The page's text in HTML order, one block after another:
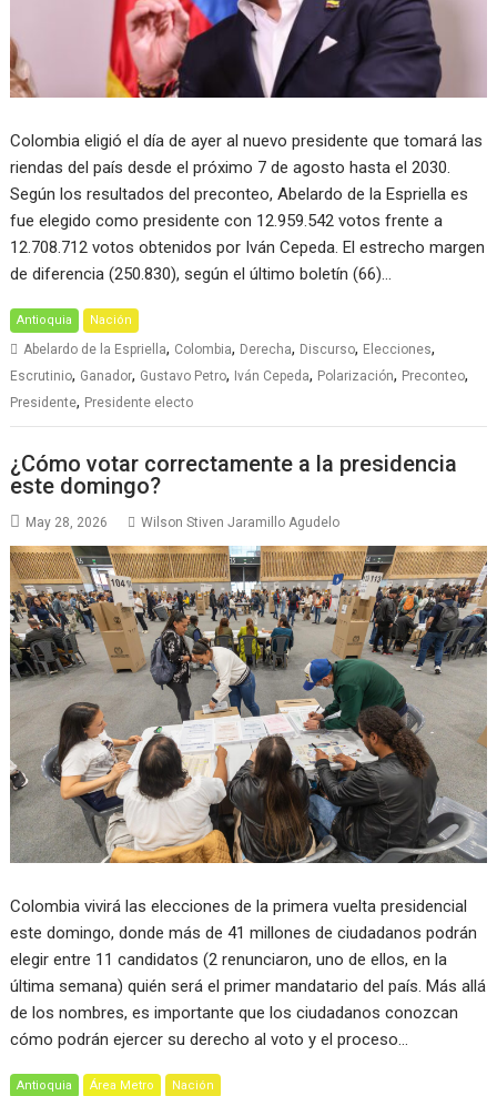
Colombia eligió el día de ayer al nuevo presidente que tomará las
riendas del país desde el próximo 7 de agosto hasta el 2030.
Según los resultados del preconteo, Abelardo de la Espriella es
fue elegido como presidente con 12.959.542 votos frente a
12.708.712 votos obtenidos por Iván Cepeda. El estrecho margen
de diferencia (250.830), según el último boletín (66)…
Antioquia Nación
Abelardo de la Espriella, Colombia, Derecha, Discurso, Elecciones,
Escrutinio, Ganador, Gustavo Petro, Iván Cepeda, Polarización, Preconteo,
Presidente, Presidente electo
¿Cómo votar correctamente a la presidencia
este domingo?
May 28, 2026 Wilson Stiven Jaramillo Agudelo
Colombia vivirá las elecciones de la primera vuelta presidencial
este domingo, donde más de 41 millones de ciudadanos podrán
elegir entre 11 candidatos (2 renunciaron, uno de ellos, en la
última semana) quién será el primer mandatario del país. Más allá
de los nombres, es importante que los ciudadanos conozcan
cómo podrán ejercer su derecho al voto y el proceso…
Antioquia Área Metro Nación